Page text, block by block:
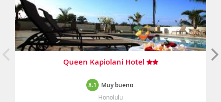
Queen Kapiolani Hotel
8.1 Muy bueno
Honolulu